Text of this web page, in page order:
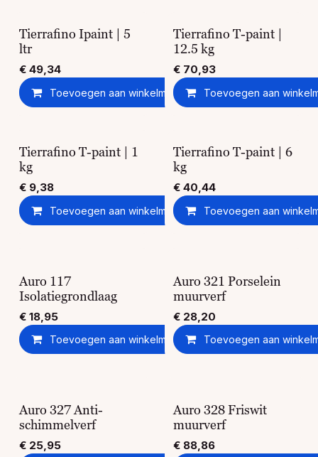
Tierrafino Ipaint | 5
ltr
€ 49,34
Toevoegen aan winkelmandje Toevoegen aan
Tierrafino T-paint |
12.5 kg
€ 70,93
Toevoegen aan
Tierrafino T-paint | 1
kg
€ 9,38
Toevoegen aan winkelmandje Toevoegen aan
Tierrafino T-paint | 6
kg
€ 40,44
Toevoegen aan
Auro 117
Isolatiegrondlaag
€ 18,95
Toevoegen aan winkelmandje Toevoegen aan
Auro 321 Porselein
muurverf
€ 28,20
Toevoegen aan
Auro 327 Anti-
schimmelverf
€ 25,95
Auro 328 Friswit
muurverf
€ 88,86